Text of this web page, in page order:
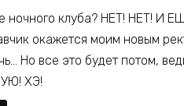
ночного клуба? НЕТ! НЕТ! И
окажется моим новым
Но все это будет потом,
ХЭ!